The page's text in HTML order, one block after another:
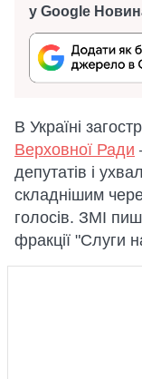
у Google
В Україні
Верховної Ради
депутатів і
складнішим
голосів. ЗМІ
фракції "Слуги